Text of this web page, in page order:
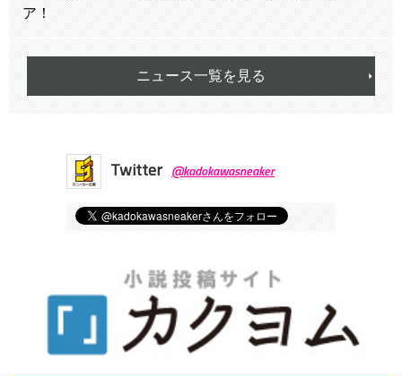
ア！
ニュース一覧を見る
Twitter @kadokawasneaker